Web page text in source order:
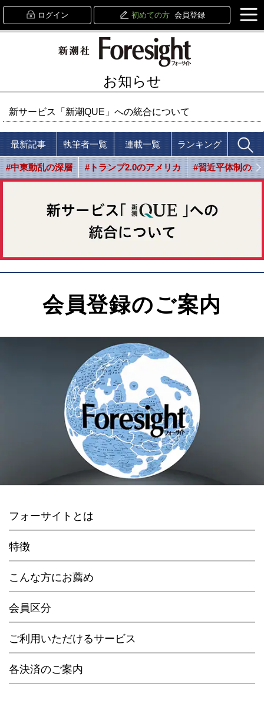
ログイン 初めての方 会員登録
お知らせ
新サービス「新潮QUE」への統合について
最新記事 執筆者一覧 連載一覧 ランキング
#中東動乱の深層 #トランプ2.0のアメリカ #習近平体制の光
会員登録のご案内
フォーサイトとは
特徴
こんな方にお薦め
会員区分
ご利用いただけるサービス
各決済のご案内